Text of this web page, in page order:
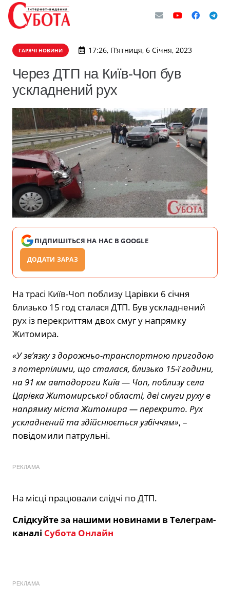
ГАРЯЧІ НОВИНИ 17:26, П’ятниця, 6 Січня, 2023
Через ДТП на Київ-Чоп був
ускладнений рух
ПІДПИШІТЬСЯ НА НАС В GOOGLE
ДОДАТИ ЗАРАЗ
На трасі Київ-Чоп поблизу Царівки 6 січня
близько 15 год сталася ДТП. Був ускладнений
рух із перекриттям двох смуг у напрямку
Житомира.
«У зв’язку з дорожньо-транспортною пригодою
з потерпілими, що сталася, близько 15-ї години,
на 91 км автодороги Київ — Чоп, поблизу села
Царівка Житомирської області, дві смуги руху в
напрямку міста Житомира — перекрито. Рух
ускладнений та здійснюється узбіччям», –
повідомили патрульні.
РЕКЛАМА
На місці працювали слідчі по ДТП.
Слідкуйте за нашими новинами в Телеграм-
каналі Субота Онлайн
РЕКЛАМА